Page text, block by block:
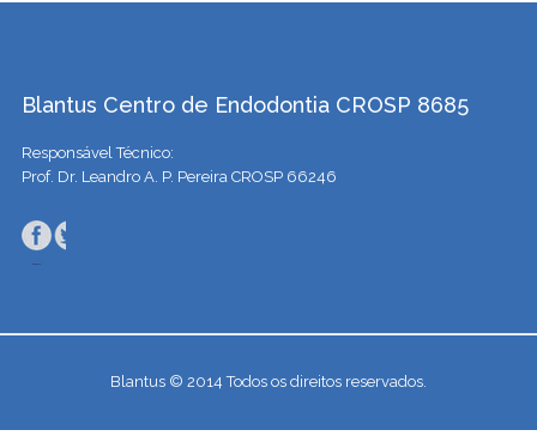
Blantus Centro de Endodontia CROSP 8685
Responsável Técnico:
Prof. Dr. Leandro A. P. Pereira CROSP 66246
Blantus © 2014 Todos os direitos reservados.